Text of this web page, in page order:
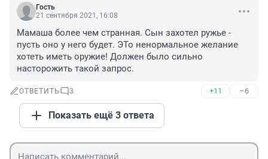
Гость
21 сентября 2021, 16:08
Мамаша более чем странная. Сын захотел ружье -
пусть оно у него будет. ЭТо ненормальное желание
хотеть иметь оружие! Должен было сильно
насторожить такой запрос.
ОТВЕТИТЬ 3 +11 –6
Показать ещё 3 ответа